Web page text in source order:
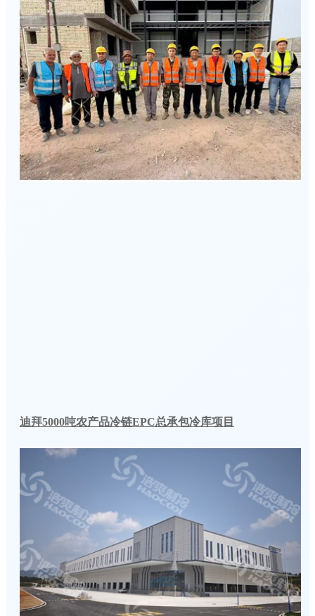
迪拜5000吨农产品冷链EPC总承包冷库项目